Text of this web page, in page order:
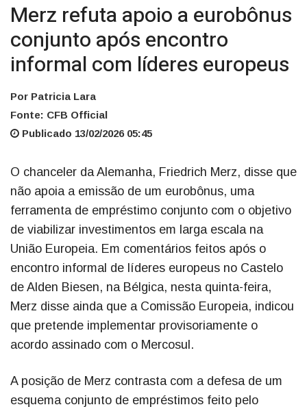
Merz refuta apoio a eurobônus
conjunto após encontro
informal com líderes europeus
Por Patricia Lara
Fonte: CFB Official
Publicado 13/02/2026 05:45
O chanceler da Alemanha, Friedrich Merz, disse que
não apoia a emissão de um eurobônus, uma
ferramenta de empréstimo conjunto com o objetivo
de viabilizar investimentos em larga escala na
União Europeia. Em comentários feitos após o
encontro informal de líderes europeus no Castelo
de Alden Biesen, na Bélgica, nesta quinta-feira,
Merz disse ainda que a Comissão Europeia, indicou
que pretende implementar provisoriamente o
acordo assinado com o Mercosul.
A posição de Merz contrasta com a defesa de um
esquema conjunto de empréstimos feito pelo